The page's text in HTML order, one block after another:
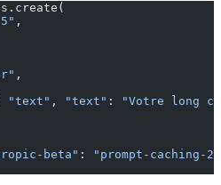
,
,
"text" , "text" :
"Votre long
beta" :
"prompt-caching-